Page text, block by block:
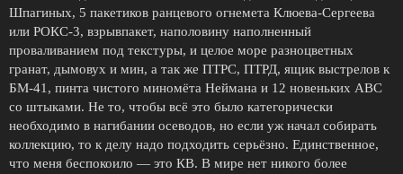
Шпагиных, 5 пакетиков ранцевого огнемета Клюева-Сергеева
или РОКС-3, взрывпакет, наполовину наполненный
проваливанием под текстуры, и целое море разноцветных
гранат, дымовух и мин, а так же ПТРС, ПТРД, ящик выстрелов к
БМ-41, пинта чистого миномёта Неймана и 12 новеньких АВС
со штыками. Не то, чтобы всё это было категорически
необходимо в нагибании осеводов, но если уж начал собирать
коллекцию, то к делу надо подходить серьёзно. Единственное,
что меня беспокоило — это КВ. В мире нет никого более